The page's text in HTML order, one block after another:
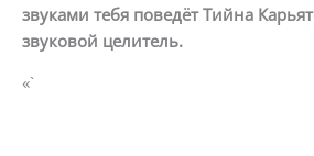
звуками тебя поведёт Тийна
звуковой целитель.
«`